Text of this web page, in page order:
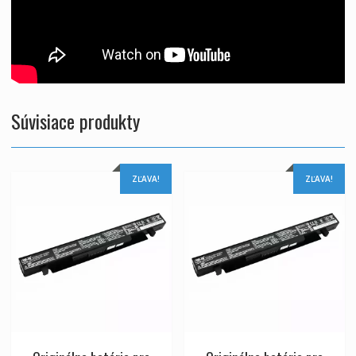
Súvisiace produkty
ZĽAVA! ZĽAVA!